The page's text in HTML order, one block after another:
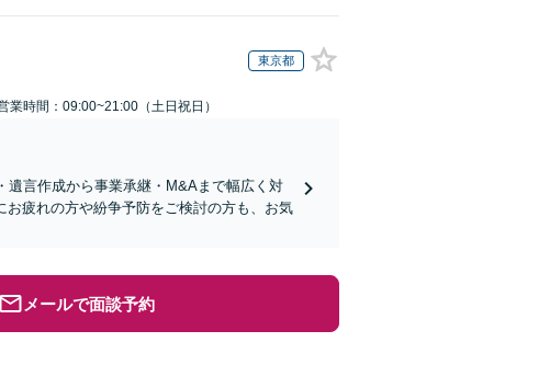
東京都
業時間：09:00~21:00（土日祝日）
遺言作成から事業承継・M&Aまで幅広く対
疲れの方や紛争予防をご検討の方も、お気
メールで面談予約